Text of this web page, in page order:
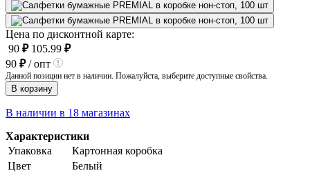
Цена по дисконтной карте:
90 ₽ 105.99 ₽
90 ₽/ опт
Данной позиции нет в наличии. Пожалуйста, выберите доступные свойства.
В корзину
В наличии в 18 магазинах
Характеристики
Упаковка
Картонная коробка
Цвет
Белый